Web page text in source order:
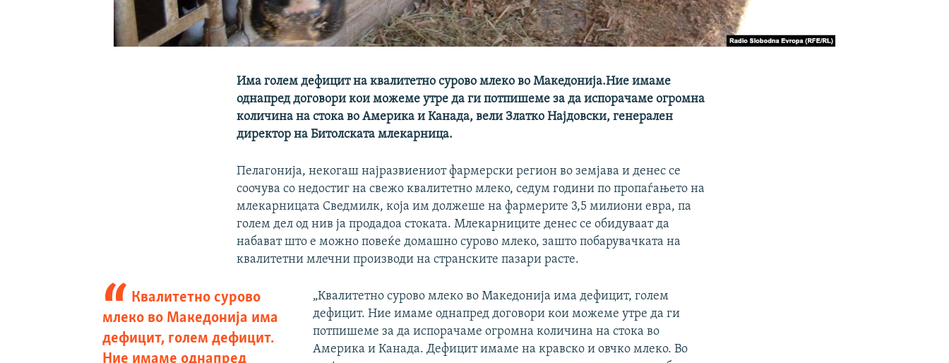
Има голем дефицит на квалитетно сурово млеко во Македонија.Ние имаме
однапред договори кои можеме утре да ги потпишеме за да испорачаме огромна
количина на стока во Америка и Канада, вели Златко Најдовски, генерален
директор на Битолската млекарница.
Пелагонија, некогаш најразвиениот фармерски регион во земјава и денес се
соочува со недостиг на свежо квалитетно млеко, седум години по пропаѓањето на
млекарницата Сведмилк, која им должеше на фармерите 3,5 милиони евра, па
голем дел од нив ја продадоа стоката. Млекарниците денес се обидуваат да
набават што е можно повеќе домашно сурово млеко, зашто побарувачката на
квалитетни млечни производи на странските пазари расте.
Квалитетно сурово
млеко во Македонија има
дефицит, голем дефицит.
Ние имаме однапред
„Квалитетно сурово млеко во Македонија има дефицит, голем
дефицит. Ние имаме однапред договори кои можеме утре да ги
потпишеме за да испорачаме огромна количина на стока во
Америка и Канада. Дефицит имаме на кравско и овчко млеко. Во